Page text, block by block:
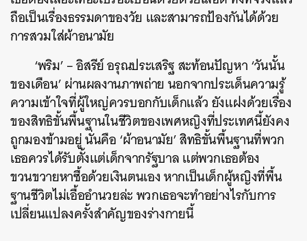
ถือเป็นเรื่องธรรมดาของวัย และสามารถป้องกันได้ด้วย
การสวมใส่ผ้าอนามัย
‘พริม’ – อิสรีย์ อรุณประเสริฐ สะท้อนปัญหา ‘วันนั้น
ของเดือน’ ผ่านผลงานภาพถ่าย นอกจากประเด็นความรู้
ความเข้าใจที่ผู้ใหญ่ควรบอกกับเด็กแล้ว ยังแฝงด้วยเรื่อง
ของสิทธิขั้นพื้นฐานในชีวิตของเพศหญิงที่ประเทศนี้ยังคง
ถูกมองข้ามอยู่ นั่นคือ ‘ผ้าอนามัย’ สิทธิขั้นพื้นฐานที่พวก
เธอควรได้รับตั้งแต่เด็กจากรัฐบาล แต่พวกเธอต้อง
ขวนขวายหาซื้อด้วยเงินตนเอง หากเป็นเด็กผู้หญิงที่พื้น
ฐานชีวิตไม่เอื้ออำนวยล่ะ พวกเธอจะทำอย่างไรกับการ
เปลี่ยนแปลงครั้งสำคัญของร่างกายนี้